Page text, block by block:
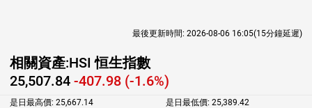
最後更新時間: 2026-08-06 16:05(15分鐘延遲)
相關資產:HSI 恒生指數
25,507.84 -407.98 (-1.6%)
是日最高價: 25,667.14 是日最低價: 25,389.42